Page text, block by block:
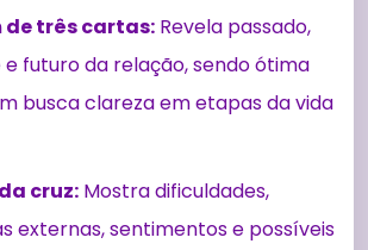
de três cartas: Revela passado,
futuro da relação, sendo ótima
busca clareza em etapas da vida
cruz: Mostra dificuldades,
externas, sentimentos e possíveis